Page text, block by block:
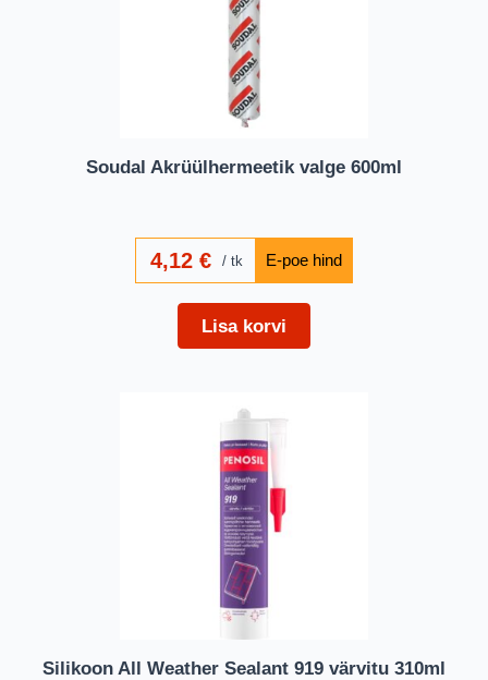
Soudal Akrüülhermeetik valge 600ml
4,12€ tk
Lisa korvi
Silikoon All Weather Sealant 919 värvitu 310ml